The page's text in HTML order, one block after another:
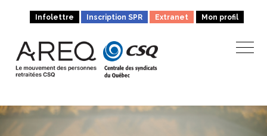
Infolettre Inscription SPR Extranet Mon profil